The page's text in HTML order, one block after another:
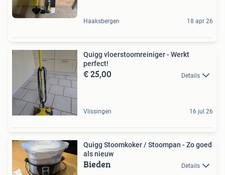
Haaksbergen 18 apr 26
Quigg vloerstoomreiniger - Werkt
perfect!
€ 25,00 Details
Vlissingen 16 jul 26
Quigg Stoomkoker / Stoompan - Zo goed
als nieuw
Bieden Details